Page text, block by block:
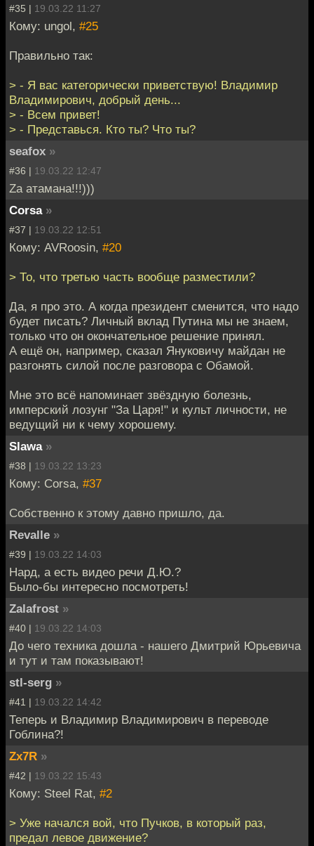
#35 | 19.03.22 11:27
Кому: ungol, #25
Правильно так:
> - Я вас категорически приветствую! Владимир
Владимирович, добрый день...
> - Всем привет!
> - Представься. Кто ты? Что ты?
seafox »
#36 | 19.03.22 12:47
Za атамана!!!)))
Corsa »
#37 | 19.03.22 12:51
Кому: AVRoosin, #20
> То, что третью часть вообще разместили?
Да, я про это. А когда президент сменится, что надо
будет писать? Личный вклад Путина мы не знаем,
только что он окончательное решение принял.
А ещё он, например, сказал Януковичу майдан не
разгонять силой после разговора с Обамой.
Мне это всё напоминает звёздную болезнь,
имперский лозунг "За Царя!" и культ личности, не
ведущий ни к чему хорошему.
Slawa »
#38 | 19.03.22 13:23
Кому: Corsa, #37
Собственно к этому давно пришло, да.
Revalle »
#39 | 19.03.22 14:03
Нард, а есть видео речи Д.Ю.?
Было-бы интересно посмотреть!
Zalafrost »
#40 | 19.03.22 14:03
До чего техника дошла - нашего Дмитрий Юрьевича
и тут и там показывают!
stl-serg »
#41 | 19.03.22 14:42
Теперь и Владимир Владимирович в переводе
Гоблина?!
Zx7R »
#42 | 19.03.22 15:43
Кому: Steel Rat, #2
> Уже начался вой, что Пучков, в который раз,
предал левое движение?